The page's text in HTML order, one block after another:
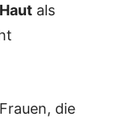
als
die